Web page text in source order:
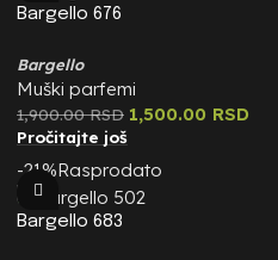
Bargello 676
Bargello
Muški parfemi
1,900.00RSD 1,500.00 RSD
Pročitajte još
-21%Rasprodato
Bargello 683